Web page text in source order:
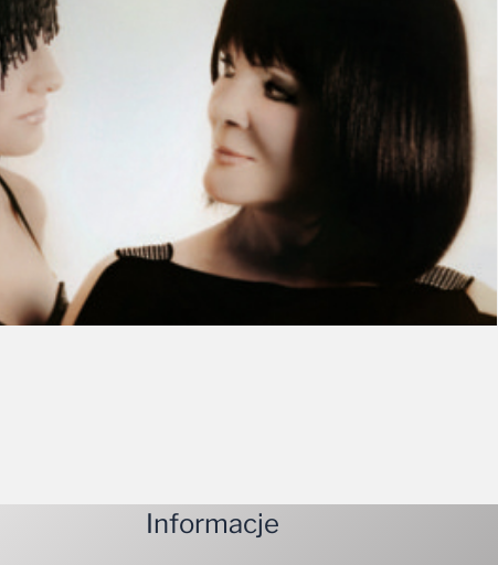
Informacje